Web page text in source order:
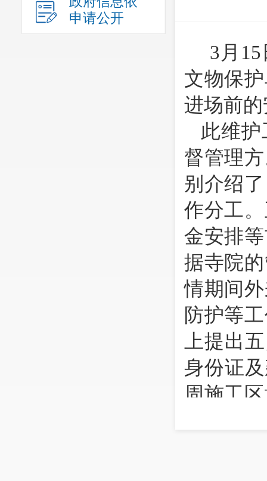
申请公开
3 月
文物保
进场前
此维
督管理
别介绍
作分工
金安排
据寺院
情期间
防护等
上提出
身份证
周施工